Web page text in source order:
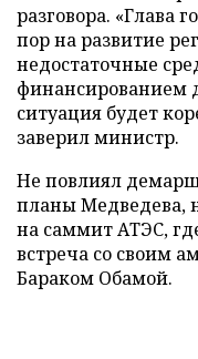
разговора. «Глава
пор на развитие
недостаточные
финансированием
ситуация будет
заверил министр.
Не повлиял
планы Медведева,
на саммит АТЭС,
встреча со своим
Бараком Обамой.